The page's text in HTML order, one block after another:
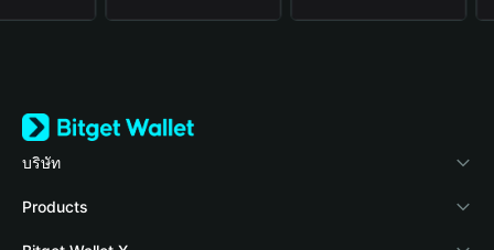
บริษัท
เกี่ยวกับ Bitget Wallet
Products